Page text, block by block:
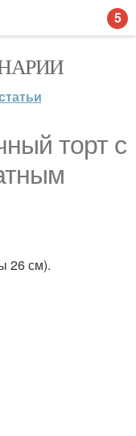
торт с
26 см).
5